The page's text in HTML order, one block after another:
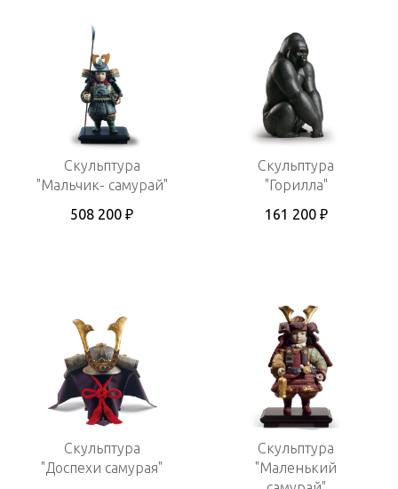
Скульптура
"Мальчик- самурай"
508 200 ₽
Скульптура
"Горилла"
161 200 ₽
Скульптура
"Доспехи самурая"
Скульптура
"Маленький